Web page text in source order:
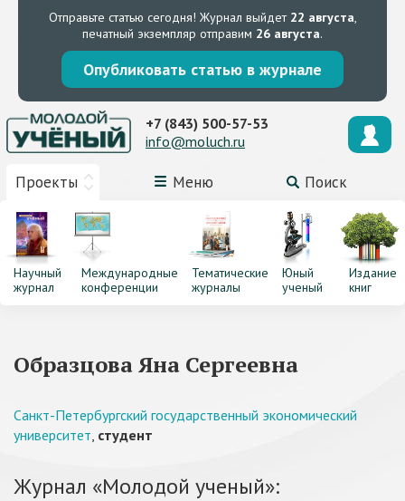
Отправьте статью сегодня! Журнал выйдет 22 августа,
печатный экземпляр отправим 26 августа.
Опубликовать статью в журнале
Проекты Меню Поиск
+7 (843) 500-57-53
info@moluch.ru
Научный
журнал
Международные
конференции
Тематические
журналы
Юный
ученый
Издание
книг
Образцова Яна Сергеевна
Санкт-Петербургский государственный экономический
университет, студент
Журнал «Молодой ученый»: